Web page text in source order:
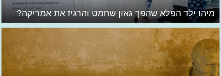
מיהו ילד הפלא שהפך גאון שחמט והרגיז את אמריקה?